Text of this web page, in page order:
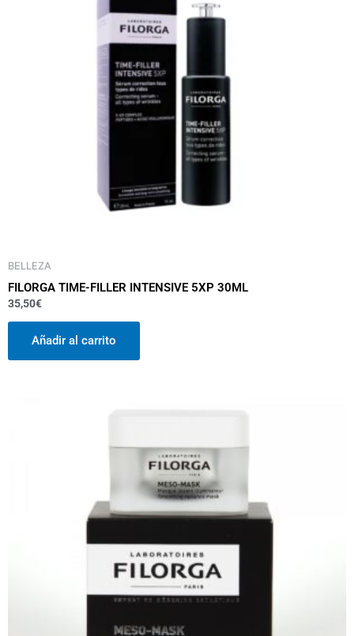
BELLEZA
FILORGA TIME-FILLER INTENSIVE 5XP 30ML
35,50€
Añadir al carrito